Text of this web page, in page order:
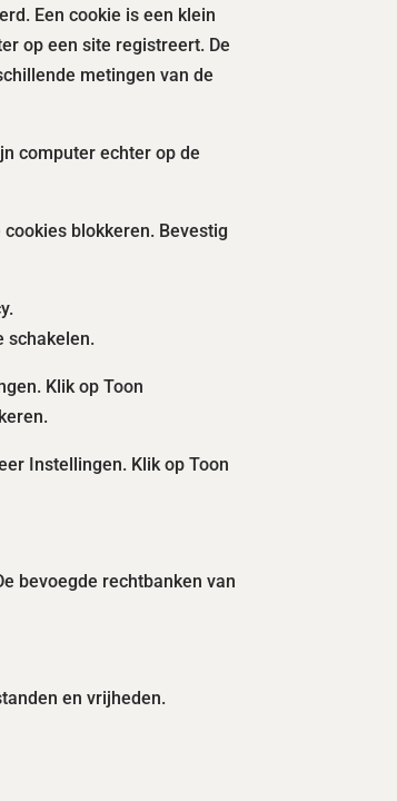
Een cookie is een klein
op een site registreert. De
metingen van de
computer echter op de
blokkeren. Bevestig
schakelen.
Klik op Toon
Instellingen. Klik op Toon
bevoegde rechtbanken van
en vrijheden.